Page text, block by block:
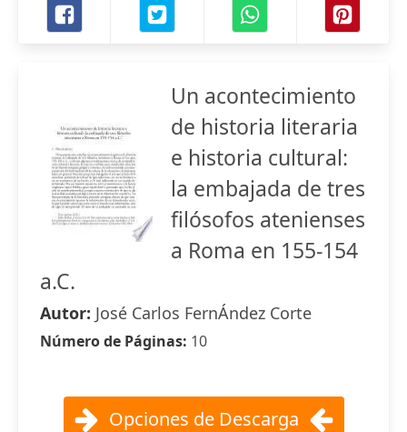
Un acontecimiento
de historia literaria
e historia cultural:
la embajada de tres
filósofos atenienses
a Roma en 155-154
a.C.
Autor: José Carlos FernÁndez Corte
Número de Páginas: 10
Opciones de Descarga